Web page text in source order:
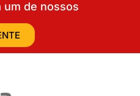
um de nossos